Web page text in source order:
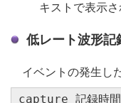
キストで表示さ
低レート波形記
イベントの発生し
capture 記録時間